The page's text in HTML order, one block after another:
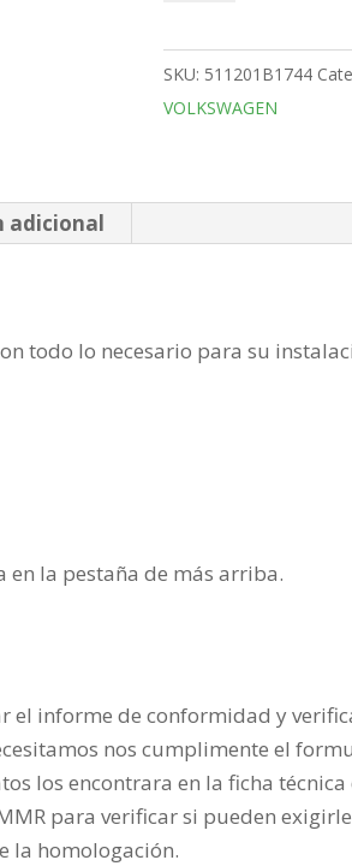
Bola
mixta
de
SKU: 511201B1744
VOLKSWAGEN
adicional
todo lo necesario para su
la pestaña de más arriba.
el informe de conformidad y
nos cumplimente el
los encontrara en la ficha técnica
para verificar si pueden
la homologación.